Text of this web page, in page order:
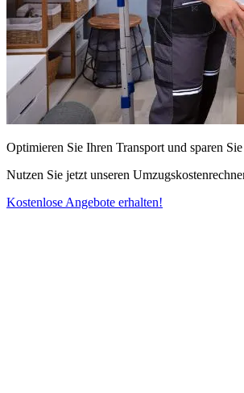
Optimieren Sie Ihren Transport und sparen
Nutzen Sie jetzt unseren
Kostenlose Angebote erhalten!